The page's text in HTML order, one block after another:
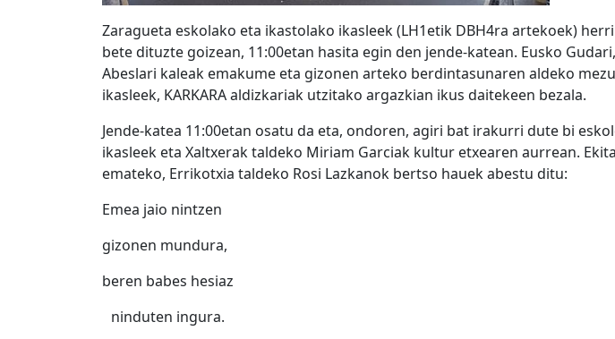
Zaragueta eskolako eta ikastolako ikasleek (LH1etik DBH4ra artekoek)
bete dituzte goizean, 11:00etan hasita egin den jende-katean. Eusko
Abeslari kaleak emakume eta gizonen arteko berdintasunaren aldeko
ikasleek, KARKARA aldizkariak utzitako argazkian ikus daitekeen bezala.
Jende-katea 11:00etan osatu da eta, ondoren, agiri bat irakurri dute bi
ikasleek eta Xaltxerak taldeko Miriam Garciak kultur etxearen aurrean.
emateko, Errikotxia taldeko Rosi Lazkanok bertso hauek abestu ditu:
Emea jaio nintzen
gizonen mundura,
beren babes hesiaz
ninduten ingura.